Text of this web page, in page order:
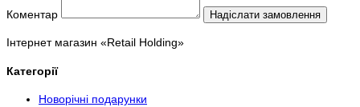
Коментар Надіслати замовлення
Інтернет магазин «Retail Holding»
Категорії
Новорічні подарунки